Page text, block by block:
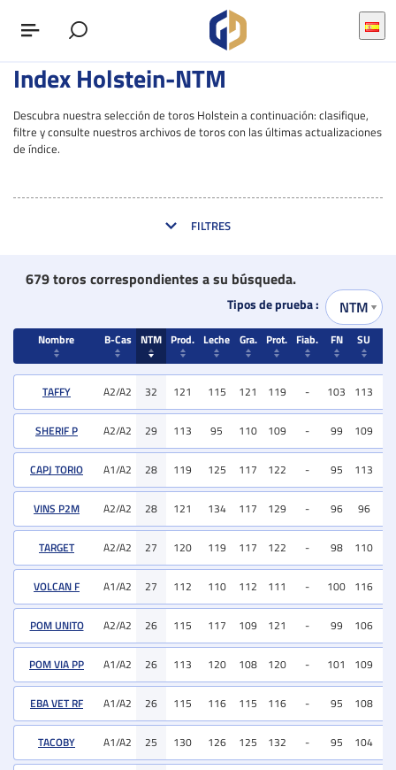
Index Holstein-NTM
Descubra nuestra selección de toros Holstein a continuación: clasifique,
filtre y consulte nuestros archivos de toros con las últimas actualizaciones
de índice.
FILTRES
679 toros correspondientes a su búsqueda.
Tipos de prueba :
Nombre B-Cas NTM Prod. Leche Gra. Prot. Fiab. FN SU
Nombre B-Cas NTM Prod. Leche Gra. Prot. Fiab. FN SU
TAFFY
A2/A2 32 121 115 121 119 - 103 113
SHERIF P A2/A2 29 113 95 110 109 - 99 109
CAPJ TORIO A1/A2 28 119 125 117 122 - 95 113
VINS P2M A2/A2 28 121 134 117 129 - 96 96
TARGET A2/A2 27 120 119 117 122 - 98 110
VOLCAN F A1/A2 27 112 110 112 111 - 100 116
POM UNITO A2/A2 26 115 117 109 121 - 99 106
POM VIA PP A1/A2 26 113 120 108 120 - 101 109
EBA VET RF A1/A2 26 115 116 115 116 - 95 108
TACOBY A1/A2 25 130 126 125 132 - 95 104